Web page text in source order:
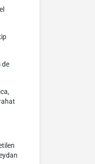
de